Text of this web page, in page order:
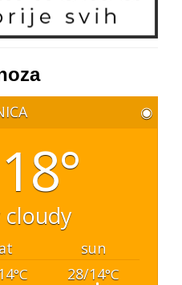
◉
18°
sun
°C 28/14°C